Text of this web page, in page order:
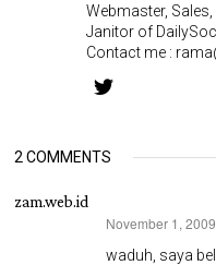
Webmaster,
Janitor of
Contact me :
2 COMMENTS
zam.web.id
November 1,
waduh, saya